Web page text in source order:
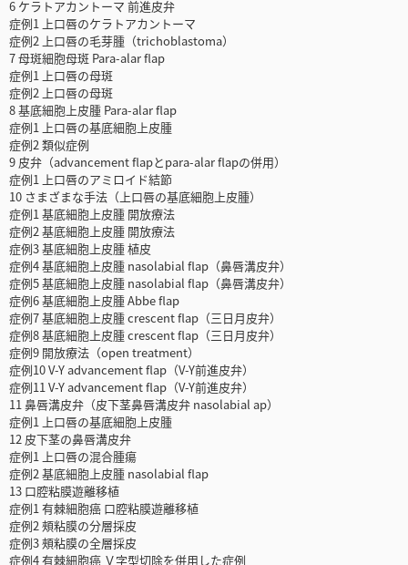
6 ケラトアカントーマ 前進皮弁
症例1 上口唇のケラトアカントーマ
症例2 上口唇の毛芽腫（trichoblastoma）
7 母斑細胞母斑 Para-alar flap
症例1 上口唇の母斑
症例2 上口唇の母斑
8 基底細胞上皮腫 Para-alar flap
症例1 上口唇の基底細胞上皮腫
症例2 類似症例
9 皮弁（advancement flapとpara-alar flapの併用）
症例1 上口唇のアミロイド結節
10 さまざまな手法（上口唇の基底細胞上皮腫）
症例1 基底細胞上皮腫 開放療法
症例2 基底細胞上皮腫 開放療法
症例3 基底細胞上皮腫 植皮
症例4 基底細胞上皮腫 nasolabial flap（鼻唇溝皮弁）
症例5 基底細胞上皮腫 nasolabial flap（鼻唇溝皮弁）
症例6 基底細胞上皮腫 Abbe flap
症例7 基底細胞上皮腫 crescent flap（三日月皮弁）
症例8 基底細胞上皮腫 crescent flap（三日月皮弁）
症例9 開放療法（open treatment）
症例10 V-Y advancement flap（V-Y前進皮弁）
症例11 V-Y advancement flap（V-Y前進皮弁）
11 鼻唇溝皮弁（皮下茎鼻唇溝皮弁 nasolabial ap）
症例1 上口唇の基底細胞上皮腫
12 皮下茎の鼻唇溝皮弁
症例1 上口唇の混合腫瘍
症例2 基底細胞上皮腫 nasolabial flap
13 口腔粘膜遊離移植
症例1 有棘細胞癌 口腔粘膜遊離移植
症例2 頰粘膜の分層採皮
症例3 頰粘膜の全層採皮
症例4 有棘細胞癌 Ｖ字型切除を併用した症例